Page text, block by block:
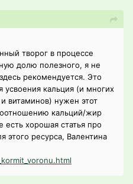
творог в процессе
долю полезного, я не
рекомендуется. Это
кальция (и многих
витаминов) нужен этот
кальций/жир
есть хорошая статья про
этого ресурса, Валентина